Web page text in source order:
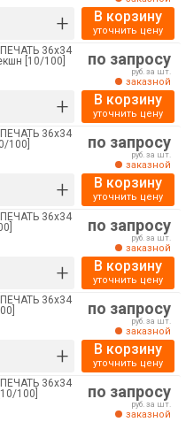
+ В корзину
уточнить цену
36х34
[10/100]
+
по запросу
руб. за шт.
заказной
В корзину
уточнить цену
36х34
100]
+
по запросу
руб. за шт.
заказной
В корзину
уточнить цену
36х34
+
по запросу
руб. за шт.
заказной
В корзину
уточнить цену
36х34
+
по запросу
руб. за шт.
заказной
В корзину
уточнить цену
36х34
100]
по запросу
руб. за шт.
заказной